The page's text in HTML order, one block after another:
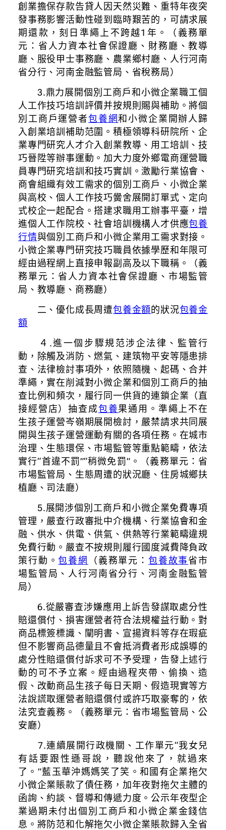
創業擔保存款告貸人因天然災難、重特年夜突
發事務影響活動性碰到臨時艱苦的，可請求展
期還款，刻日準繩上不跨越1年。（義務單
元：省人力資本社會保證廳、財務廳、教導
廳、服役甲士事務廳、農業鄉村廳、人行河南
省分行、河南金融監管局、省稅務局）
3.鼎力展開個別工商戶和小微企業職工個
人工作技巧培訓評價并按規則賜與補助。將個
別工商戶運營者包養網和小微企業開辦人歸
入創業培訓補助范圍。積極領導科研院所、企
業專門研究人才介入創業教導、用工培訓、技
巧晉陞等辦事運動。加大力度外鄉電商運營職
員專門研究培訓和技巧實訓。激勵行業協會、
商會組織有效工需求的個別工商戶、小微企業
與高校、個人工作技巧黌舍展開訂單式、定向
式校企一起配合。搭建求職用工辦事平臺，增
進個人工作院校、社會培訓機構人才供應包養
行情與個別工商戶和小微企業用工需求對接。
小微企業專門研究技巧職員依據學歷和年限可
經由過程網上直接申報副高及以下職稱。（義
務單元：省人力資本社會保證廳、市場監管
局、教導廳、商務廳）
二、優化成長周遭包養金額的狀況包養金
額
４.進一個步驟規范涉企法律、監管行
動，除觸及消防、燃氣、建筑物平安等隱患排
查、法律檢討事項外，依照隨機、起碼、合并
準繩，實在削減對小微企業和個別工商戶的抽
查比例和頻次，履行同一供貨的連鎖企業（直
接經營店）抽查成包養果通用。準繩上不在
生孩子運營岑嶺期展開檢討，嚴禁請求共同展
開與生孩子運營運動有關的各項任務。在城市
治理、生態環保、市場監管等重點範疇，依法
實行“首違不罰”“稍微免罰”。（義務單元：省
市場監管局、生態周遭的狀況廳、住房城鄉扶
植廳、司法廳）
5.展開涉個別工商戶和小微企業免費專項
管理，嚴查行政審批中介機構、行業協會和金
融、供水、供電、供氣、供熱等行業範疇違規
免費行動。嚴查不按規則履行國度減費降負政
策行動。包養網 （義務單元： 包養故事省市
場監管局、人行河南省分行、河南金融監管
局）
6.從嚴審查涉嫌應用上訴告發謀取處分性
賠還償付、損害運營者符合法規權益行動。對
商品標簽標識、闡明書、宣揚資料等存在瑕疵
但不影響商品德量且不會抵消費者形成誤導的
處分性賠還償付訴求可不予受理，告發上述行
動的可不予立案。經由過程夾帶、偷換、造
假、改動商品生孩子每日天期、假造現實等方
法說謊取運營者賠還償付或許巧取豪奪的，依
法究查義務。（義務單元：省市場監管局、公
安廳）
7.連續展開行政機關、工作單元“我女兒
有話要跟性遜哥說，聽說他來了，就過來
了。”藍玉華沖媽媽笑了笑。和國有企業拖欠
小微企業賬款了債任務，加年夜對拖欠主體的
函詢、約談、督導和傳遞力度。公示年夜型企
業過期未付出個別工商戶和小微企業金錢信
息。將防范和化解拖欠小微企業賬款歸入全省